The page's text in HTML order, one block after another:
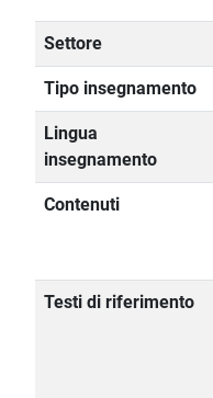
Settore
Tipo insegnamento
Lingua
insegnamento
Contenuti
Testi di riferimento